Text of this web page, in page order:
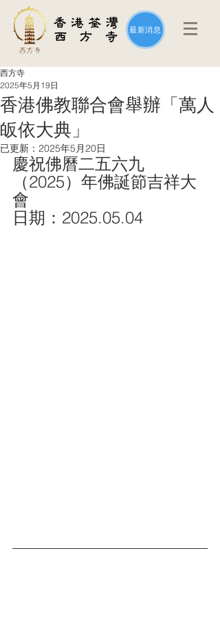
最新消息
香港佛教聯合會舉辦「萬人
皈依大典」
西方寺
2025年5月19日
已更新： 2025年5月20日
慶祝佛曆二五六九
（2025）年佛誕節吉祥大
會
日期：2025.05.04